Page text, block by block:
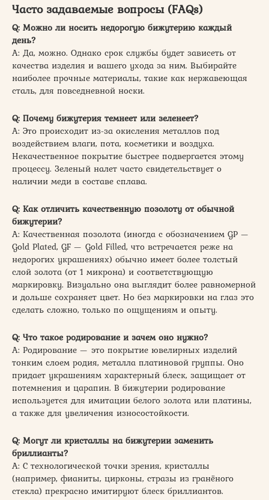
Часто задаваемые вопросы (FAQs)
Q: Можно ли носить недорогую бижутерию каждый
день?
A: Да, можно. Однако срок службы будет зависеть от
качества изделия и вашего ухода за ним. Выбирайте
наиболее прочные материалы, такие как нержавеющая
сталь, для повседневной носки.
Q: Почему бижутерия темнеет или зеленеет?
A: Это происходит из-за окисления металлов под
воздействием влаги, пота, косметики и воздуха.
Некачественное покрытие быстрее подвергается этому
процессу. Зеленый налет часто свидетельствует о
наличии меди в составе сплава.
Q: Как отличить качественную позолоту от обычной
бижутерии?
A: Качественная позолота (иногда с обозначением GP —
Gold Plated, GF — Gold Filled, что встречается реже на
недорогих украшениях) обычно имеет более толстый
слой золота (от 1 микрона) и соответствующую
маркировку. Визуально она выглядит более равномерной
и дольше сохраняет цвет. Но без маркировки на глаз это
сделать сложно, только по ощущениям и опыту.
Q: Что такое родирование и зачем оно нужно?
A: Родирование — это покрытие ювелирных изделий
тонким слоем родия, металла платиновой группы. Оно
придает украшениям характерный блеск, защищает от
потемнения и царапин. В бижутерии родирование
используется для имитации белого золота или платины,
а также для увеличения износостойкости.
Q: Могут ли кристаллы на бижутерии заменить
бриллианты?
A: С технологической точки зрения, кристаллы
(например, фианиты, цирконы, стразы из гранёного
стекла) прекрасно имитируют блеск бриллиантов.